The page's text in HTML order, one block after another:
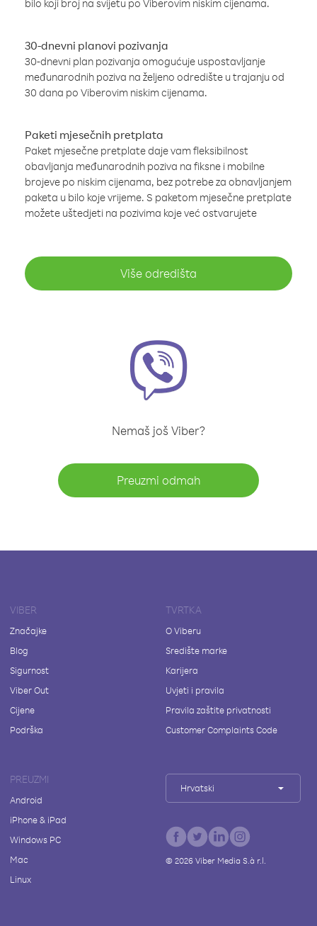
bilo koji broj na svijetu po Viberovim niskim cijenama.
30-dnevni planovi pozivanja
30-dnevni plan pozivanja omogućuje uspostavljanje
međunarodnih poziva na željeno odredište u trajanju od
30 dana po Viberovim niskim cijenama.
Paketi mjesečnih pretplata
Paket mjesečne pretplate daje vam fleksibilnost
obavljanja međunarodnih poziva na fiksne i mobilne
brojeve po niskim cijenama, bez potrebe za obnavljanjem
paketa u bilo koje vrijeme. S paketom mjesečne pretplate
možete uštedjeti na pozivima koje već ostvarujete
Više odredišta
Nemaš još Viber?
Preuzmi odmah
VIBER
Značajke
Blog
Sigurnost
Viber Out
Cijene
Podrška
TVRTKA
O Viberu
Središte marke
Karijera
Uvjeti i pravila
Pravila zaštite privatnosti
Customer Complaints Code
PREUZMI
Android
iPhone & iPad
Windows PC
Mac
Linux
Hrvatski
© 2026Viber Media S.à r.l.